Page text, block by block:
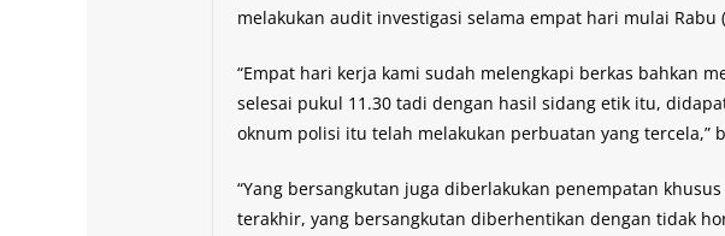
melakukan audit investigasi selama empat hari mulai Rabu
“Empat hari kerja kami sudah melengkapi berkas bahkan
selesai pukul 11.30 tadi dengan hasil sidang etik itu,
oknum polisi itu telah melakukan perbuatan yang tercela,”
“Yang bersangkutan juga diberlakukan penempatan
terakhir, yang bersangkutan diberhentikan dengan tidak